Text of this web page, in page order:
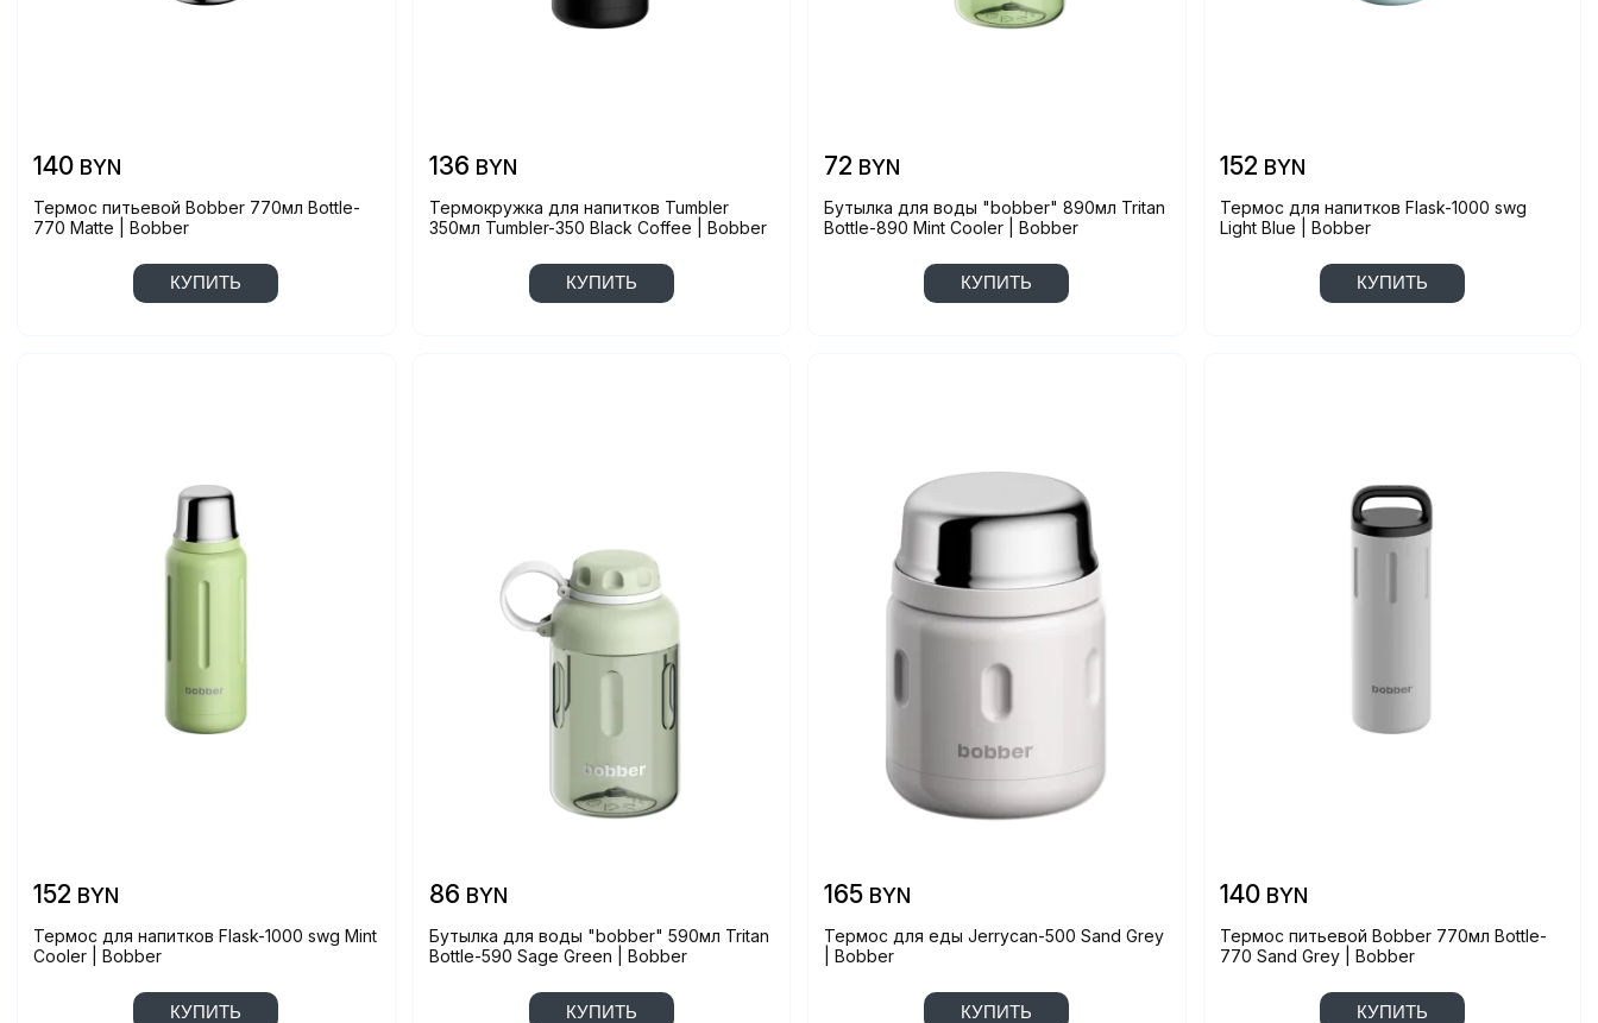
Термос питьевой Bobber 770мл Bottle-
770 Matte | Bobber
140 BYN
КУПИТЬ
Термокружка для напитков Tumbler
350мл Tumbler-350 Black Coffee | Bobber
136 BYN
КУПИТЬ
Бутылка для воды "bobber" 890мл Tritan
Bottle-890 Mint Cooler | Bobber
72 BYN
КУПИТЬ
Термос для напитков Flask-1000 swg
Light Blue | Bobber
152 BYN
КУПИТЬ
Термос для напитков Flask-1000 swg Mint
Cooler | Bobber
152 BYN
КУПИТЬ
Бутылка для воды "bobber" 590мл Tritan
Bottle-590 Sage Green | Bobber
86 BYN
КУПИТЬ
Термос для еды Jerrycan-500 Sand Grey
| Bobber
165 BYN
КУПИТЬ
Термос питьевой Bobber 770мл Bottle-
770 Sand Grey | Bobber
140 BYN
КУПИТЬ